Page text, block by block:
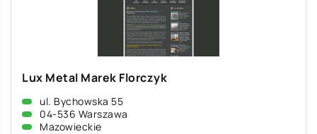
Lux Metal Marek Florczyk
ul. Bychowska 55
04-536 Warszawa
Mazowieckie